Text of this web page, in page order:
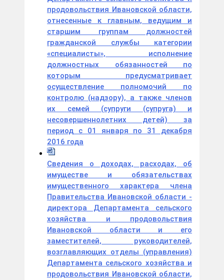
продовольствия Ивановской области,
отнесенные к главным, ведущим и
старшим группам должностей
гражданской службы категории
«специалисты», исполнение
должностных обязанностей по
которым предусматривает
осуществление полномочий по
контролю (надзору), а также членов
их семей (супруги (супруга) и
несовершеннолетних детей) за
период с 01 января по 31 декабря
2016 года
Сведения о доходах, расходах, об
имуществе и обязательствах
имущественного характера члена
Правительства Ивановской области -
директора Департамента сельского
хозяйства и продовольствия
Ивановской области и его
заместителей, руководителей,
возглавляющих отделы (управления)
Департамента сельского хозяйства и
продовольствия Ивановской области,